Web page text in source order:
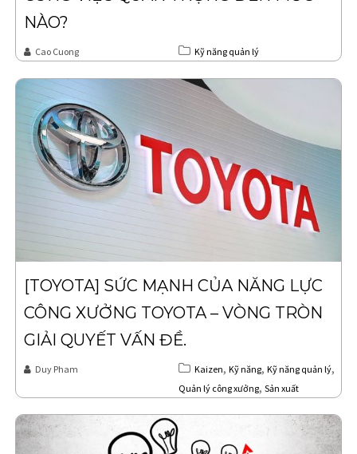
NÀO?
Cao Cuong Kỹ năng quản lý
[TOYOTA] SỨC MẠNH CỦA NĂNG LỰC
CÔNG XƯỞNG TOYOTA – VÒNG TRÒN
GIẢI QUYẾT VẤN ĐỀ.
Duy Pham Kaizen, Kỹ năng, Kỹ năng quản lý,
Quản lý công xưởng, Sản xuất